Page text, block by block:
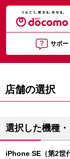
サポー
店舗の選択
選択した機種
iPhone SE（第2世